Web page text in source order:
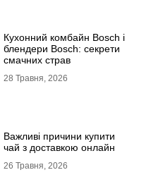
Кухонний комбайн Bosch і
блендери Bosch: секрети
смачних страв
28 Травня, 2026
Важливі причини купити
чай з доставкою онлайн
26 Травня, 2026